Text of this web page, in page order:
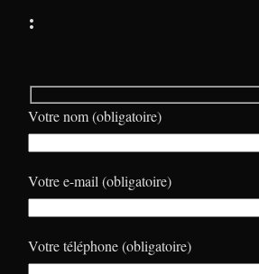
:
Votre nom (obligatoire)
Votre e-mail (obligatoire)
Votre téléphone (obligatoire)